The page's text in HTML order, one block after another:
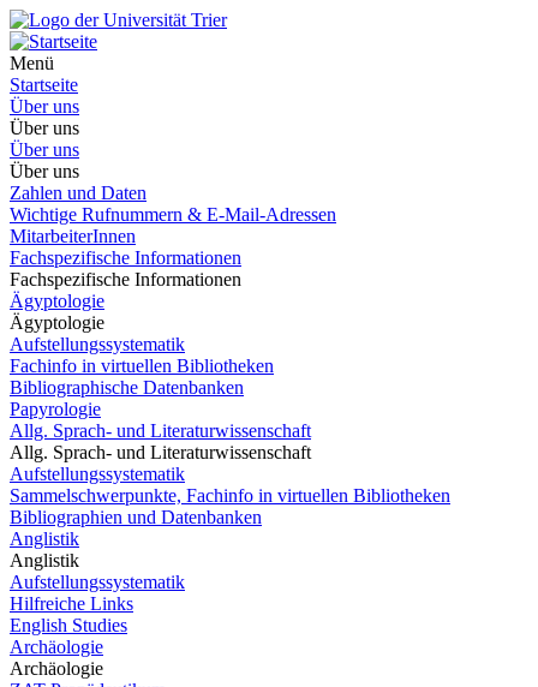
Menü
Startseite
Über uns
Über uns
Über uns
Über uns
Zahlen und Daten
Wichtige Rufnummern & E-Mail-Adressen
MitarbeiterInnen
Fachspezifische Informationen
Fachspezifische Informationen
Ägyptologie
Ägyptologie
Aufstellungssystematik
Fachinfo in virtuellen Bibliotheken
Bibliographische Datenbanken
Papyrologie
Allg. Sprach- und Literaturwissenschaft
Allg. Sprach- und Literaturwissenschaft
Aufstellungssystematik
Sammelschwerpunkte, Fachinfo in virtuellen Bibliotheken
Bibliographien und Datenbanken
Anglistik
Anglistik
Aufstellungssystematik
Hilfreiche Links
English Studies
Archäologie
Archäologie